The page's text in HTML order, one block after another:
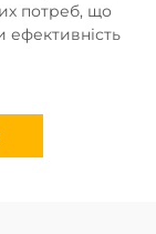
потреб, що
ефективність